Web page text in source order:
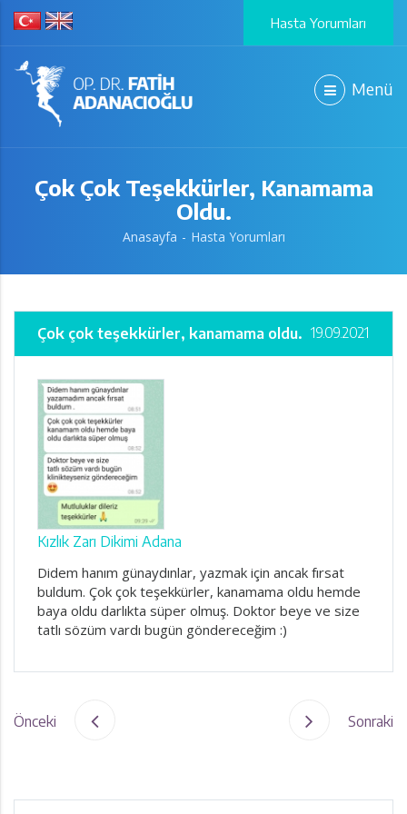
Hasta Yorumları
Menü
Çok Çok Teşekkürler, Kanamama
Oldu.
Anasayfa Hasta Yorumları
Çok çok teşekkürler, kanamama oldu. 19.09.2021
Kızlık Zarı Dikimi Adana
Didem hanım günaydınlar, yazmak için ancak fırsat
buldum. Çok çok teşekkürler, kanamama oldu hemde
baya oldu darlıkta süper olmuş. Doktor beye ve size
tatlı sözüm vardı bugün göndereceğim :)
Önceki Sonraki